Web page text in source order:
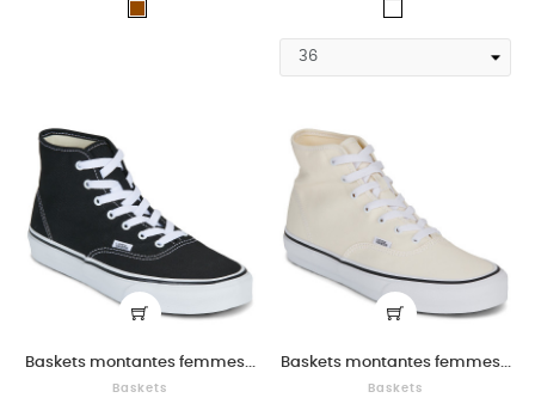
Baskets montantes femmes...
Baskets
Baskets montantes femmes...
Baskets